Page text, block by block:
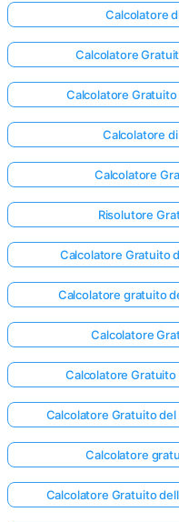
Calcolatore
Calcolatore
Calcolatore
Calcolatore
Calcolatore
Risolutore
Calcolatore Gratuito
Calcolatore gratuito
Calcolatore
Calcolatore
Calcolatore Gratuito
Calcolatore
Calcolatore Gratuito